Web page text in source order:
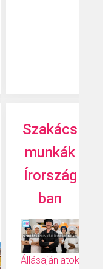
Szakács
munkák
Írország
ban
Állásajánlatok